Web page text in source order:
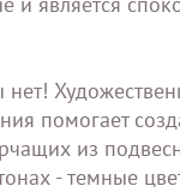
помогает
из
- темные